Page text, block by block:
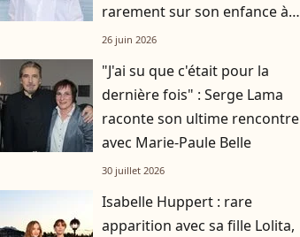
rarement sur son enfance à
Monaco
26 juin 2026
"J'ai su que c'était pour la
dernière fois" : Serge Lama
raconte son ultime rencontre
avec Marie-Paule Belle
30 juillet 2026
Isabelle Huppert : rare
apparition avec sa fille Lolita,